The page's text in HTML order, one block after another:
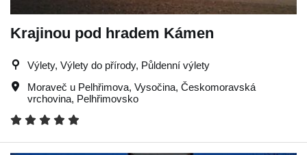
Krajinou pod hradem Kámen
Výlety, Výlety do přírody, Půldenní výlety
Moraveč u Pelhřimova, Vysočina, Českomoravská
vrchovina, Pelhřimovsko